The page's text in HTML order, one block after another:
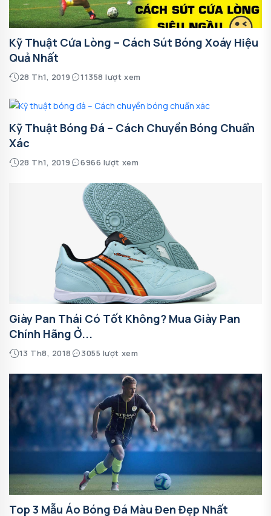
Kỹ Thuật Cứa Lòng – Cách Sút Bóng Xoáy Hiệu
Quả Nhất
28 Th1, 2019 11358 lượt xem
Kỹ Thuật Bóng Đá – Cách Chuyền Bóng Chuẩn
Xác
28 Th1, 2019 6966 lượt xem
Giày Pan Thái Có Tốt Không? Mua Giày Pan
Chính Hãng Ở...
13 Th8, 2018 3055 lượt xem
Top 3 Mẫu Áo Bóng Đá Màu Đen Đẹp Nhất